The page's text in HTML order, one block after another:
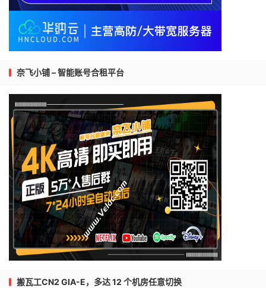
奈飞小铺 – 智能账号合租平台
搬瓦工CN2 GIA-E，多达 12 个机房任意切换